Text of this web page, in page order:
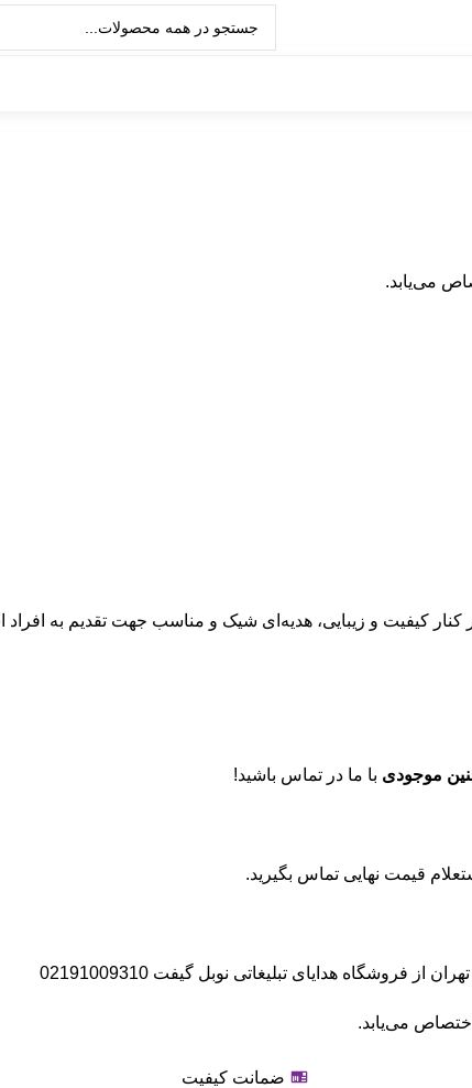
می‌یابد.
کیفیت و زیبایی، هدیه‌ای شیک و مناسب جهت تقدیم به
موجودی با ما در تماس باشید!
هدایای تبلیغاتی نوبل گیفت 02191009310
می‌یابد.
ضمانت کیفیت